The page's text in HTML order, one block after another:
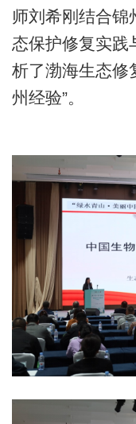
师刘希刚结合锦
态保护修复实践
析了渤海生态修
州经验”。